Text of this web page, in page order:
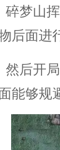
碎梦山
后面进
然后开
能够规